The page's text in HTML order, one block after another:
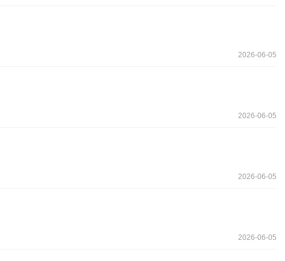
2026-06-05
2026-06-05
2026-06-05
2026-06-05